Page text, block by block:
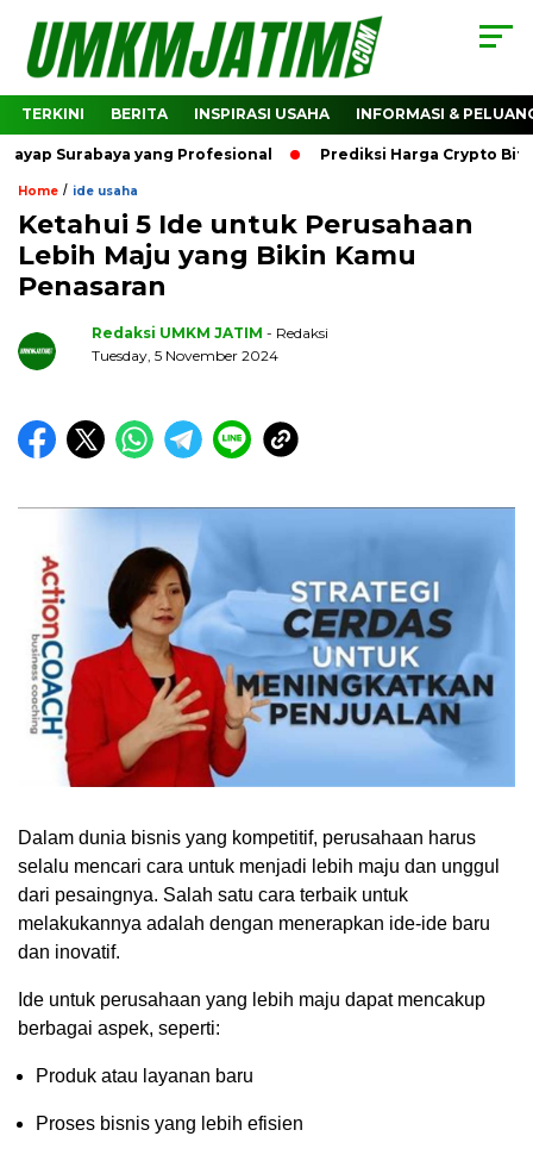
TERKINI BERITA INSPIRASI USAHA INFORMASI &
yang Profesional Prediksi Harga Crypto Bitcoin:
Home / ide usaha
Ketahui 5 Ide untuk Perusahaan
Lebih Maju yang Bikin Kamu
Penasaran
Redaksi UMKM JATIM - Redaksi
Tuesday, 5 November 2024
Dalam dunia bisnis yang kompetitif, perusahaan harus
selalu mencari cara untuk menjadi lebih maju dan unggul
dari pesaingnya. Salah satu cara terbaik untuk
melakukannya adalah dengan menerapkan ide-ide baru
dan inovatif.
Ide untuk perusahaan yang lebih maju dapat mencakup
berbagai aspek, seperti:
Produk atau layanan baru
Proses bisnis yang lebih efisien